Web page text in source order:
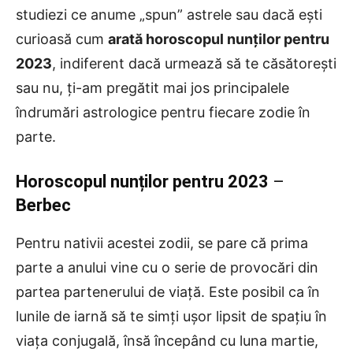
studiezi ce anume „spun” astrele sau dacă ești
curioasă cum arată horoscopul nunților pentru
2023, indiferent dacă urmează să te căsătorești
sau nu, ți-am pregătit mai jos principalele
îndrumări astrologice pentru fiecare zodie în
parte.
Horoscopul nunților pentru 2023 –
Berbec
Pentru nativii acestei zodii, se pare că prima
parte a anului vine cu o serie de provocări din
partea partenerului de viață. Este posibil ca în
lunile de iarnă să te simți ușor lipsit de spațiu în
viața conjugală, însă începând cu luna martie,